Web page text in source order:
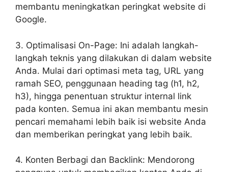
membantu meningkatkan peringkat website di
Google.
3. Optimalisasi On-Page: Ini adalah langkah-
langkah teknis yang dilakukan di dalam website
Anda. Mulai dari optimasi meta tag, URL yang
ramah SEO, penggunaan heading tag (h1, h2,
h3), hingga penentuan struktur internal link
pada konten. Semua ini akan membantu mesin
pencari memahami lebih baik isi website Anda
dan memberikan peringkat yang lebih baik.
4. Konten Berbagi dan Backlink: Mendorong